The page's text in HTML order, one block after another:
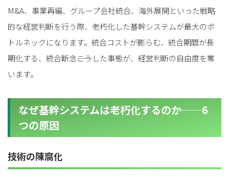
M&A、事業再編、グループ会社統合、海外展開といった戦略
的な経営判断を行う際、老朽化した基幹システムが最大のボ
トルネックになります。統合コストが膨らむ、統合期間が長
期化する、統合断念――こうした事態が、経営判断の自由度を奪
います。
なぜ基幹システムは老朽化するのか──6
つの原因
技術の陳腐化